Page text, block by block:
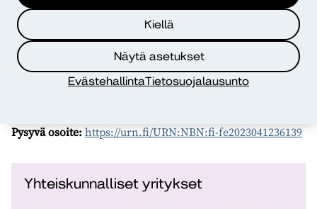
Kiellä
Näytä asetukset
EvästehallintaTietosuojalausunto
Yhteiskunnallisten yritysten valmiuksia tulee kehittää,
saada alalle lisää toimijoita ja kouluttaa uusia osaajia, sekä
lisätä liiketoimintamallin tunnettuutta osana
yrittäjyyskasvatusta, uravalmennusta ja yrittäjyyden
tukipalveluja. OBCD-hanke edistää omalta osaltaan näitä
Pysyvä osoite:https://urn.fi/URN:NBN:fi-fe2023041236139
Yhteiskunnalliset yritykset